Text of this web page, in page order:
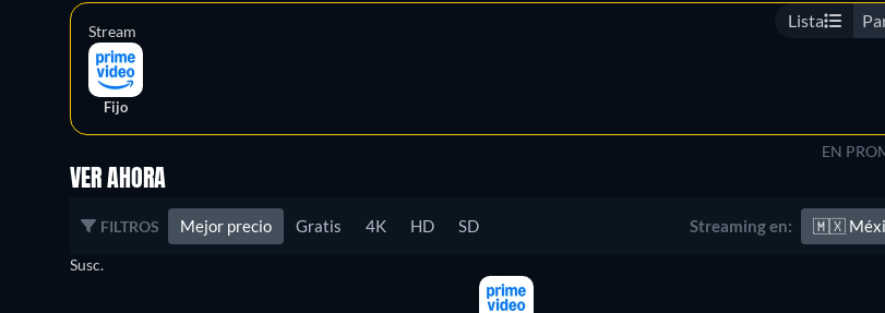
Lista
Stream
Fijo
EN
VER AHORA
FILTROS Mejor precio Gratis 4K HD SD Streaming en: 🇲🇽
Susc.